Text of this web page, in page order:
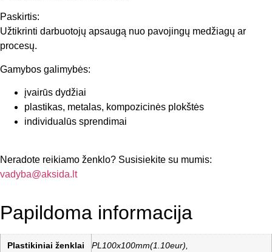
Paskirtis:
Užtikrinti darbuotojų apsaugą nuo pavojingų medžiagų ar
procesų.
Gamybos galimybės:
įvairūs dydžiai
plastikas, metalas, kompozicinės plokštės
individualūs sprendimai
Neradote reikiamo ženklo? Susisiekite su mumis:
vadyba@aksida.lt
Papildoma informacija
Plastikiniai ženklai
PL100x100mm(1.10eur),